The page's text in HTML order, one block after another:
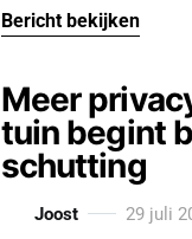
Bericht bekijken
Meer
tuin begint
schutting
Joost 29 juli